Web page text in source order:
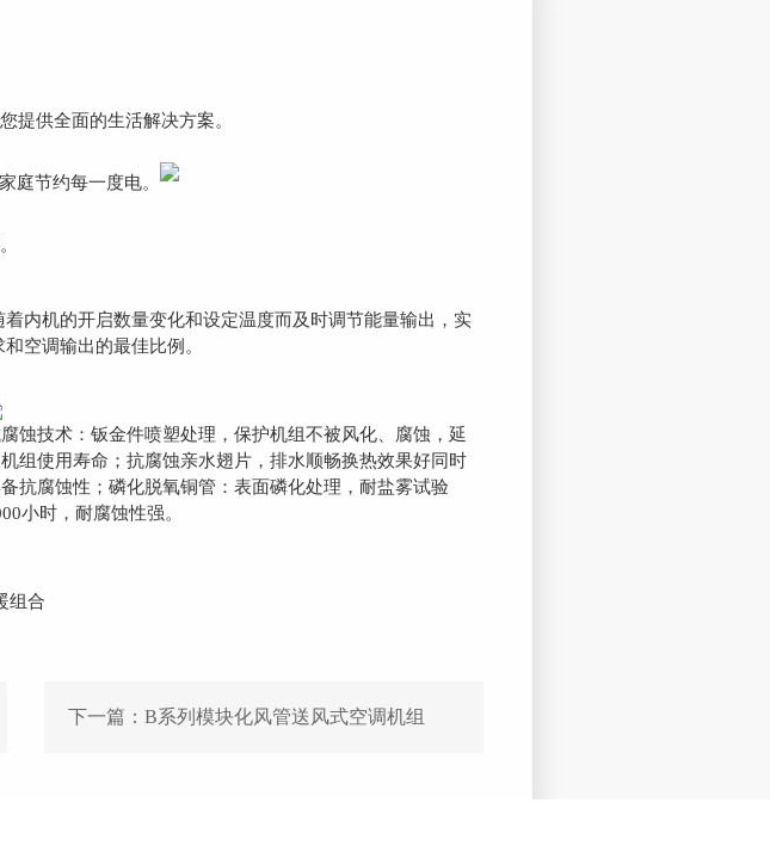
提供全面的生活解决方案。
庭节约每一度电。
着内机的开启数量变化和设定温度而及时调节能量输出，实
空调输出的最佳比例。
蚀技术：钣金件喷塑处理，保护机组不被风化、腐蚀，延
组使用寿命；抗腐蚀亲水翅片，排水顺畅换热效果好同时
抗腐蚀性；磷化脱氧铜管：表面磷化处理，耐盐雾试验
小时，耐腐蚀性强。
组合
下一篇：B系列模块化风管送风式空调机组